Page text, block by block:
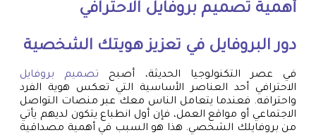
أهمية تصميم بروفايل الاحترافي
دور البروفايل في تعزيز هويتك الشخصية
في عصر التكنولوجيا الحديثة، أصبح تصميم بروفايل
الاحترافي أحد العناصر الأساسية التي تعكس هوية الفرد
واحترافه. فعندما يتعامل الناس معك عبر منصات التواصل
الاجتماعي أو مواقع العمل، فإن أول انطباع يتكون لديهم يأتي
من بروفايلك الشخصي. هذا هو السبب في أهمية مصداقية